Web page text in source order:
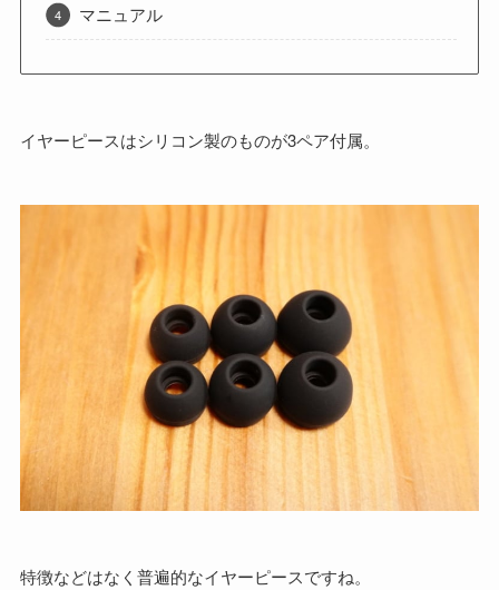
マニュアル
イヤーピースはシリコン製のものが3ペア付属。
特徴などはなく普遍的なイヤーピースですね。